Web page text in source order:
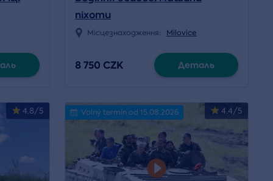
піхоти
Місцезнаходження: Milovice
8 750 CZK Деталь
4.8/5 4.4/5
Volný termín od 15.08.2026